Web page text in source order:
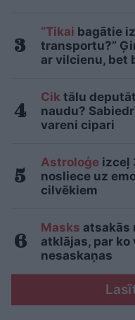
“Tikai bagātie
transportu?”
ar vilcienu, bet
Cik tālu
naudu?
vareni cipari
Astroloģe izceļ
nosliece uz
cilvēkiem
Masks atsakās
atklājas, par
nesaskaņas